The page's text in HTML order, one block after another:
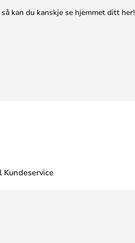
kan du kanskje se hjemmet ditt her!
Kundeservice